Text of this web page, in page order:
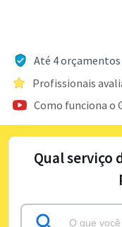
Até 4
Profissionais
Como funciona o
Qual serviço